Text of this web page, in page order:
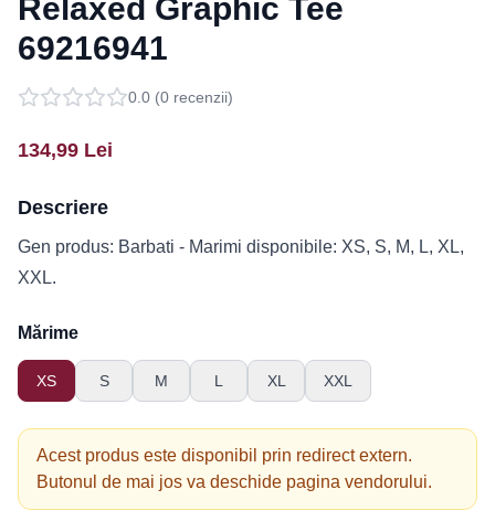
Relaxed Graphic Tee
69216941
0.0 (0 recenzii)
134,99 Lei
Descriere
Gen produs: Barbati - Marimi disponibile: XS, S, M, L, XL,
XXL.
Mărime
XS S M L XL XXL
Acest produs este disponibil prin redirect extern.
Butonul de mai jos va deschide pagina vendorului.